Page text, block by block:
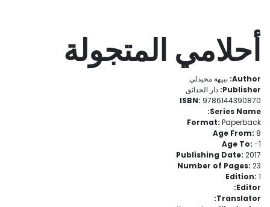
أحلامي المتجولة
Author: نبيهة محيدلي
Publisher: دار الحدائق
ISBN: 9786144390870
Series Name:
Format: Paperback
Age From: 8
Age To: - 1
Publishing Date: 2017
Number of Pages: 23
Edition: 1
Editor:
Translator: